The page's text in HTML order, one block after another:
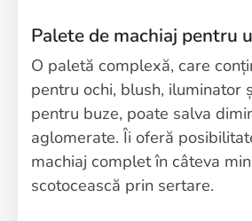
Palete de machiaj pentru
O paletă complexă, care
pentru ochi, blush, iluminator
pentru buze, poate salva
aglomerate. Îi oferă
machiaj complet în câteva
scotocească prin sertare.